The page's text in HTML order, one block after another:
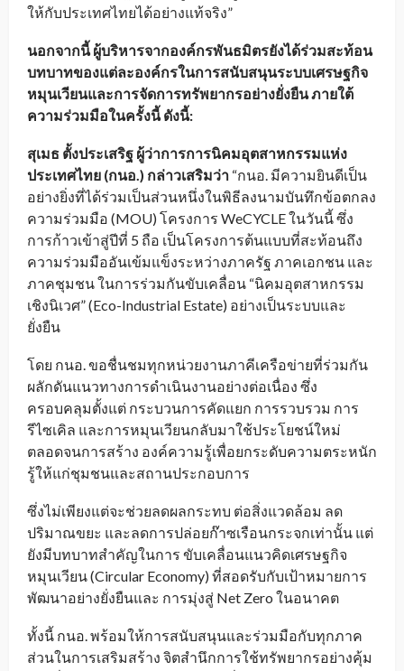
ให้กับประเทศไทยได้อย่างแท้จริง”
นอกจากนี้ ผู้บริหารจากองค์กรพันธมิตรยังได้ร่วมสะท้อน
บทบาทของแต่ละองค์กรในการสนับสนุนระบบเศรษฐกิจ
หมุนเวียนและการจัดการทรัพยากรอย่างยั่งยืน ภายใต้
ความร่วมมือในครั้งนี้ ดังนี้:
สุเมธ ตั้งประเสริฐ ผู้ว่าการการนิคมอุตสาหกรรมแห่ง
ประเทศไทย (กนอ.) กล่าวเสริมว่า “กนอ. มีความยินดีเป็น
อย่างยิ่งที่ได้ร่วมเป็นส่วนหนึ่งในพิธีลงนามบันทึกข้อตกลง
ความร่วมมือ (MOU) โครงการ WeCYCLE ในวันนี้ ซึ่ง
การก้าวเข้าสู่ปีที่ 5 ถือ เป็นโครงการต้นแบบที่สะท้อนถึง
ความร่วมมืออันเข้มแข็งระหว่างภาครัฐ ภาคเอกชน และ
ภาคชุมชน ในการร่วมกันขับเคลื่อน “นิคมอุตสาหกรรม
เชิงนิเวศ” (Eco-Industrial Estate) อย่างเป็นระบบและ
ยั่งยืน
โดย กนอ. ขอชื่นชมทุกหน่วยงานภาคีเครือข่ายที่ร่วมกัน
ผลักดันแนวทางการดำเนินงานอย่างต่อเนื่อง ซึ่ง
ครอบคลุมตั้งแต่ กระบวนการคัดแยก การรวบรวม การ
รีไซเคิล และการหมุนเวียนกลับมาใช้ประโยชน์ใหม่
ตลอดจนการสร้าง องค์ความรู้เพื่อยกระดับความตระหนัก
รู้ให้แก่ชุมชนและสถานประกอบการ
ซึ่งไม่เพียงแต่จะช่วยลดผลกระทบ ต่อสิ่งแวดล้อม ลด
ปริมาณขยะ และลดการปล่อยก๊าซเรือนกระจกเท่านั้น แต่
ยังมีบทบาทสำคัญในการ ขับเคลื่อนแนวคิดเศรษฐกิจ
หมุนเวียน (Circular Economy) ที่สอดรับกับเป้าหมายการ
พัฒนาอย่างยั่งยืนและ การมุ่งสู่ Net Zero ในอนาคต
ทั้งนี้ กนอ. พร้อมให้การสนับสนุนและร่วมมือกับทุกภาค
ส่วนในการเสริมสร้าง จิตสำนึกการใช้ทรัพยากรอย่างคุ้ม